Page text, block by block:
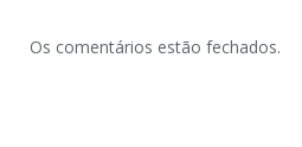
Os comentários estão fechados.